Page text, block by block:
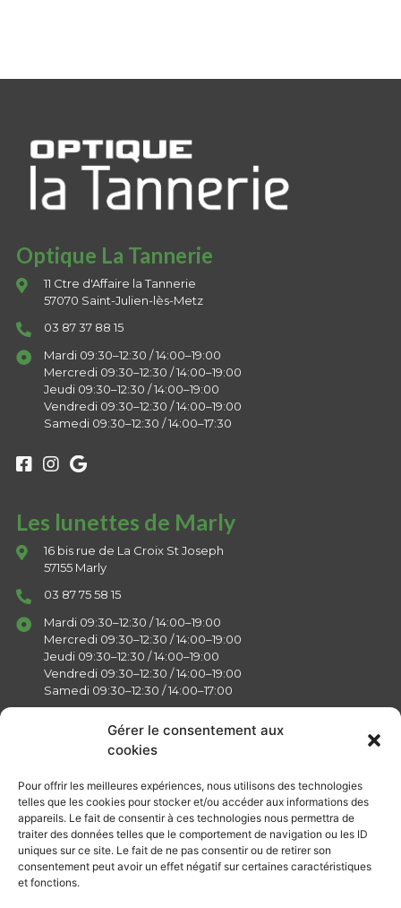
Gérer le consentement aux
cookies
Pour offrir les meilleures expériences, nous utilisons des technologies
telles que les cookies pour stocker et/ou accéder aux informations des
appareils. Le fait de consentir à ces technologies nous permettra de
traiter des données telles que le comportement de navigation ou les ID
uniques sur ce site. Le fait de ne pas consentir ou de retirer son
consentement peut avoir un effet négatif sur certaines caractéristiques
et fonctions.
Optique La Tannerie
11 Ctre d'Affaire la Tannerie
57070 Saint-Julien-lès-Metz
03 87 37 88 15
Mardi 09:30–12:30 / 14:00–19:00
Mercredi 09:30–12:30 / 14:00–19:00
Jeudi 09:30–12:30 / 14:00–19:00
Vendredi 09:30–12:30 / 14:00–19:00
Samedi 09:30–12:30 / 14:00–17:30
Les lunettes de Marly
16 bis rue de La Croix St Joseph
57155 Marly
03 87 75 58 15
Mardi 09:30–12:30 / 14:00–19:00
Mercredi 09:30–12:30 / 14:00–19:00
Jeudi 09:30–12:30 / 14:00–19:00
Vendredi 09:30–12:30 / 14:00–19:00
Samedi 09:30–12:30 / 14:00–17:00
Liens
Actualités
Présentation
Services